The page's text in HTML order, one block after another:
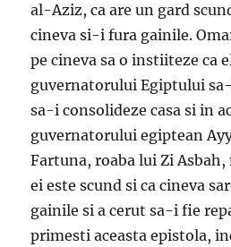
al-Aziz, ca are un gard
cineva si-i fura gainile.
pe cineva sa o instiiteze ca
guvernatorului Egiptului
sa-i consolideze casa si in
guvernatorului egiptean
Fartuna, roaba lui Zi
ei este scund si ca cineva
gainile si a cerut sa-i fie
primesti aceasta epistola,